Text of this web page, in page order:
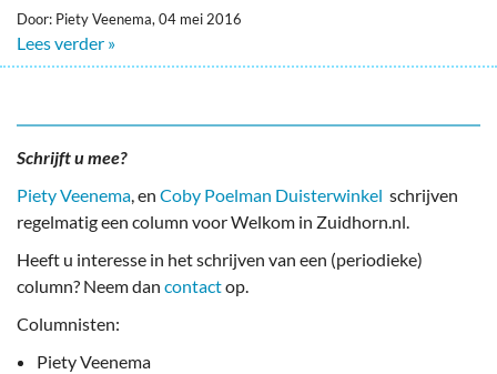
Door: Piety Veenema, 04 mei 2016
Lees verder »
Schrijft u mee?
Piety Veenema, en Coby Poelman Duisterwinkel schrijven
regelmatig een column voor Welkom in Zuidhorn.nl.
Heeft u interesse in het schrijven van een (periodieke)
column? Neem dan contactop.
Columnisten:
Piety Veenema